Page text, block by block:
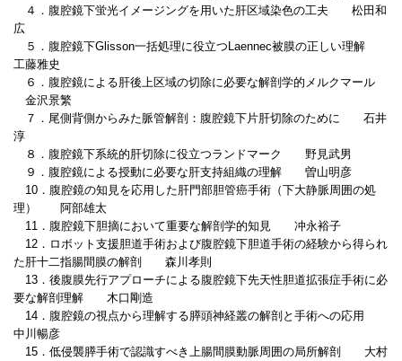
４．腹腔鏡下蛍光イメージングを用いた肝区域染色の工夫 松田和
広
５．腹腔鏡下Glisson一括処理に役立つLaennec被膜の正しい理解
工藤雅史
６．腹腔鏡による肝後上区域の切除に必要な解剖学的メルクマール
金沢景繁
７．尾側背側からみた脈管解剖：腹腔鏡下片肝切除のために 石井
淳
８．腹腔鏡下系統的肝切除に役立つランドマーク 野見武男
９．腹腔鏡による授動に必要な肝支持組織の理解 曽山明彦
10．腹腔鏡の知見を応用した肝門部胆管癌手術（下大静脈周囲の処
理） 阿部雄太
11．腹腔鏡下胆摘において重要な解剖学的知見 冲永裕子
12．ロボット支援胆道手術および腹腔鏡下胆道手術の経験から得られ
た肝十二指腸間膜の解剖 森川孝則
13．後腹膜先行アプローチによる腹腔鏡下先天性胆道拡張症手術に必
要な解剖理解 木口剛造
14．腹腔鏡の視点から理解する膵頭神経叢の解剖と手術への応用
中川暢彦
15．低侵襲膵手術で認識すべき上腸間膜動脈周囲の局所解剖 大村